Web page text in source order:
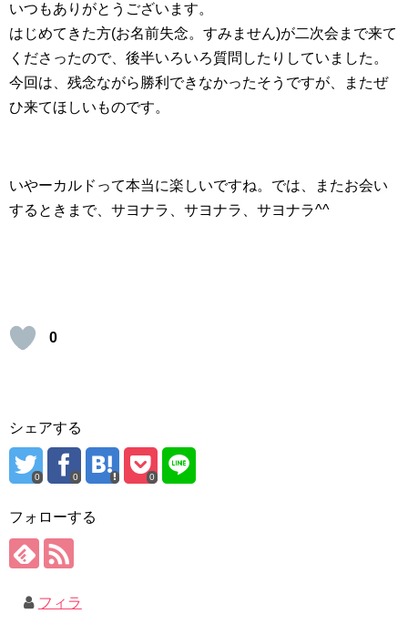
いつもありがとうございます。
はじめてきた方(お名前失念。すみません)が二次会まで来て
くださったので、後半いろいろ質問したりしていました。
今回は、残念ながら勝利できなかったそうですが、またぜ
ひ来てほしいものです。
いやーカルドって本当に楽しいですね。では、またお会い
するときまで、サヨナラ、サヨナラ、サヨナラ^^
0
シェアする
0 0 0
フォローする
フィラ